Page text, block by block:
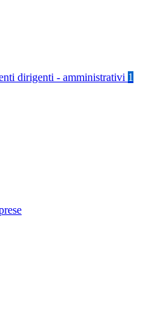
dirigenti - amministrativi 1